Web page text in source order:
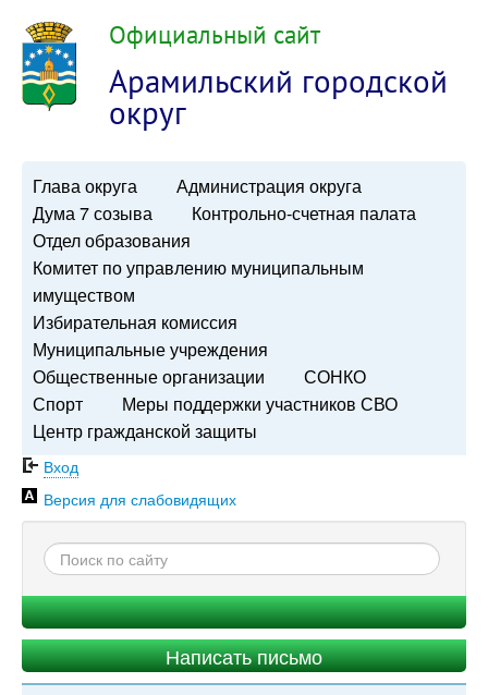
Официальный сайт
Арамильский городской
округ
Глава округа
Администрация округа
Дума 7 созыва
Контрольно-счетная палата
Отдел образования
Комитет по управлению муниципальным
имуществом
Избирательная комиссия
Муниципальные учреждения
Общественные организации
СОНКО
Спорт
Меры поддержки участников СВО
Центр гражданской защиты
Вход
Версия для слабовидящих
Написать письмо